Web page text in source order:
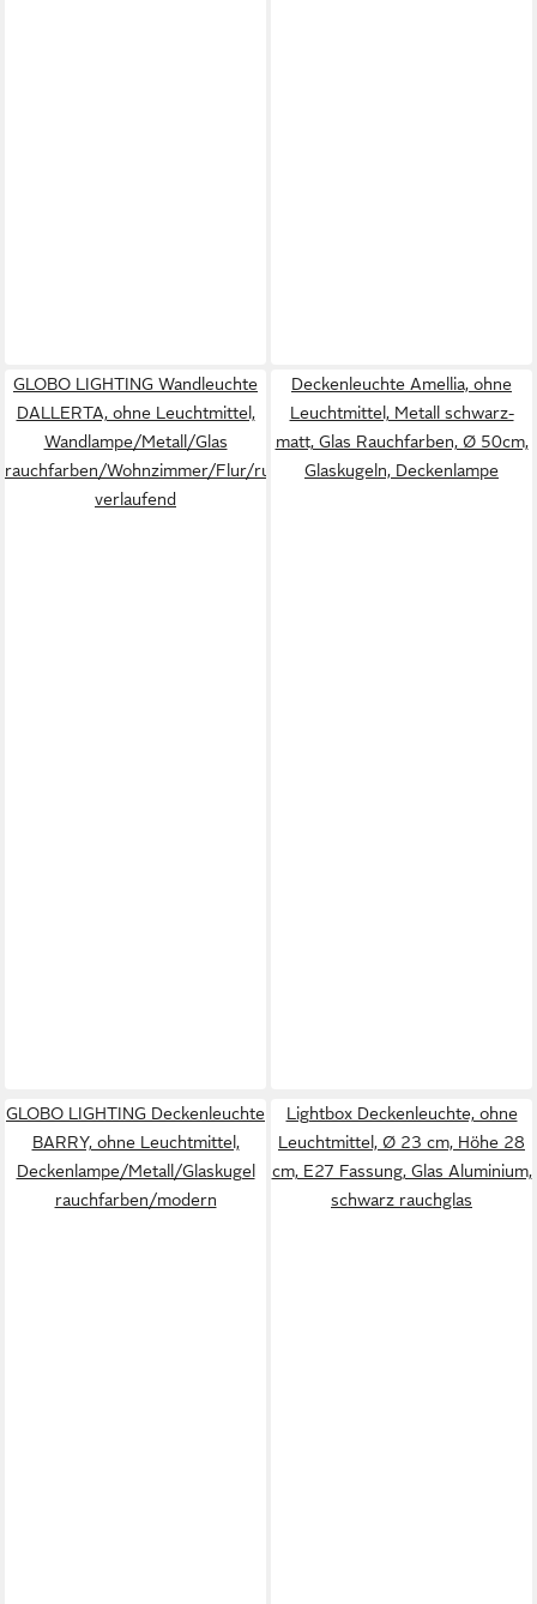
GLOBO LIGHTING Wandleuchte
DALLERTA, ohne Leuchtmittel,
Wandlampe/Metall/Glas
rauchfarben/Wohnzimmer/Flur/rund/klar
verlaufend
Deckenleuchte Amellia, ohne
Leuchtmittel, Metall schwarz-
matt, Glas Rauchfarben, Ø 50cm,
Glaskugeln, Deckenlampe
GLOBO LIGHTING Deckenleuchte
BARRY, ohne Leuchtmittel,
Deckenlampe/Metall/Glaskugel
rauchfarben/modern
Lightbox Deckenleuchte, ohne
Leuchtmittel, Ø 23 cm, Höhe 28
cm, E27 Fassung, Glas Aluminium,
schwarz rauchglas